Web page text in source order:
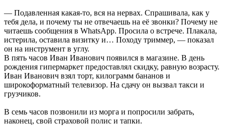
— Подавленная какая-то, вся на нервах. Спрашивала, как у
тебя дела, и почему ты не отвечаешь на её звонки? Почему не
читаешь сообщения в WhatsApp. Просила о встрече. Плакала,
истерила, оставила визитку и… Походу триммер, — показал
он на инструмент в углу.
В пять часов Иван Иванович появился в магазине. В день
рождения гипермаркет предоставлял скидку, равную возрасту.
Иван Иванович взял торт, килограмм бананов и
широкоформатный телевизор. На сдачу он вызвал такси и
грузчиков.
В семь часов позвонили из морга и попросили забрать,
наконец, свой страховой полис и тапки.